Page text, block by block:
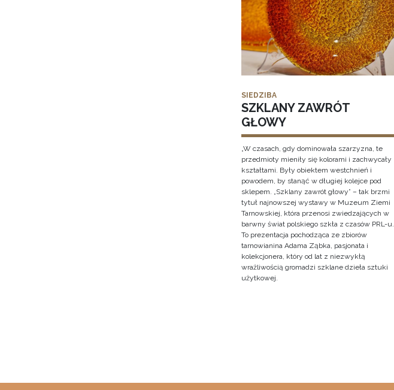
SIEDZIBA
SZKLANY ZAWRÓT
GŁOWY
„W czasach, gdy dominowała szarzyzna, te
przedmioty mieniły się kolorami i zachwycały
kształtami. Były obiektem westchnień i
powodem, by stanąć w długiej kolejce pod
sklepem. „Szklany zawrót głowy” – tak brzmi
tytuł najnowszej wystawy w Muzeum Ziemi
Tarnowskiej, która przenosi zwiedzających w
barwny świat polskiego szkła z czasów PRL-u.
To prezentacja pochodząca ze zbiorów
tarnowianina Adama Ząbka, pasjonata i
kolekcjonera, który od lat z niezwykłą
wrażliwością gromadzi szklane dzieła sztuki
użytkowej.